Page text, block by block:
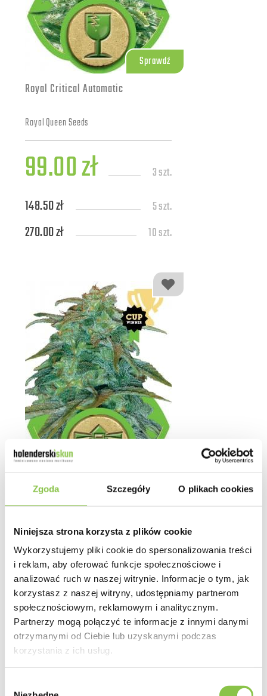
Zgoda Szczegóły O plikach cookies
Niniejsza strona korzysta z plików cookie
Wykorzystujemy pliki cookie do spersonalizowania treści
i reklam, aby oferować funkcje społecznościowe i
analizować ruch w naszej witrynie. Informacje o tym, jak
korzystasz z naszej witryny, udostępniamy partnerom
społecznościowym, reklamowym i analitycznym.
Partnerzy mogą połączyć te informacje z innymi danymi
otrzymanymi od Ciebie lub uzyskanymi podczas
korzystania z ich usług.
Sprawdź
Royal Critical Automatic
Royal Queen Seeds
99.00 zł 3 szt.
148.50 zł 5 szt.
270.00 zł 10 szt.
Sprawdź
Royal Haze Automatic
Royal Queen Seeds
99.00 zł 3 szt.
148.50 zł 5 szt.
270.00 zł 10 szt.